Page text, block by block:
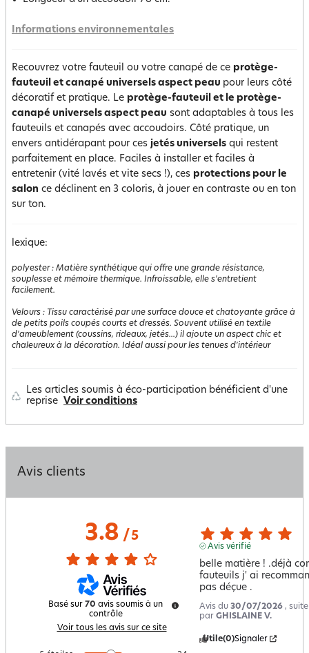
Informations environnementales
Recouvrez votre fauteuil ou votre canapé de ce protège-
fauteuil et canapé universels aspect peau pour leurs côté
décoratif et pratique. Le protège-fauteuil et le protège-
canapé universels aspect peau sont adaptables à tous les
fauteuils et canapés avec accoudoirs. Côté pratique, un
envers antidérapant pour ces jetés universels qui restent
parfaitement en place. Faciles à installer et faciles à
entretenir (vité lavés et vite secs !), ces protections pour le
salon ce déclinent en 3 coloris, à jouer en contraste ou en ton
sur ton.
lexique:
polyester: Matière synthétique qui offre une grande résistance,
souplesse et mémoire thermique. Infroissable, elle s'entretient
facilement.
Velours : Tissu caractérisé par une surface douce et chatoyante grâce à
de petits poils coupés courts et dressés. Souvent utilisé en textile
d'ameublement (coussins, rideaux, jetés...) il ajoute un aspect chic et
chaleureux à la décoration. Idéal aussi pour les tenues d'intérieur
Les articles soumis à éco-participation bénéficient d'une
reprise Voir conditions
Avis clients
3.8/ 5
Basé sur 70 avis soumis à un
contrôle
Voir tous les avis sur ce site
Avis vérifié
belle matière ! .déjà
fauteuils j' ai
pas déçue .
Avis du 30/07/2026 ,
par GHISLAINE V.
Utile(0)Signaler